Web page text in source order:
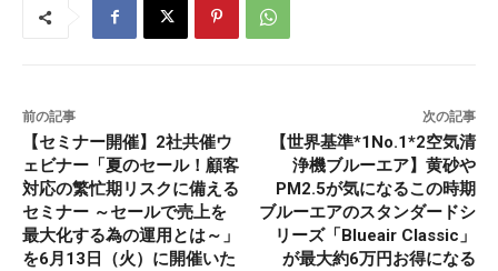
前の記事
【セミナー開催】2社共催ウ
ェビナー「夏のセール！顧客
対応の繁忙期リスクに備える
セミナー ～セールで売上を
最大化する為の運用とは～」
を6月13日（火）に開催いた
次の記事
【世界基準*1No.1*2空気清
浄機ブルーエア】黄砂や
PM2.5が気になるこの時期
ブルーエアのスタンダードシ
リーズ「Blueair Classic」
が最大約6万円お得になる